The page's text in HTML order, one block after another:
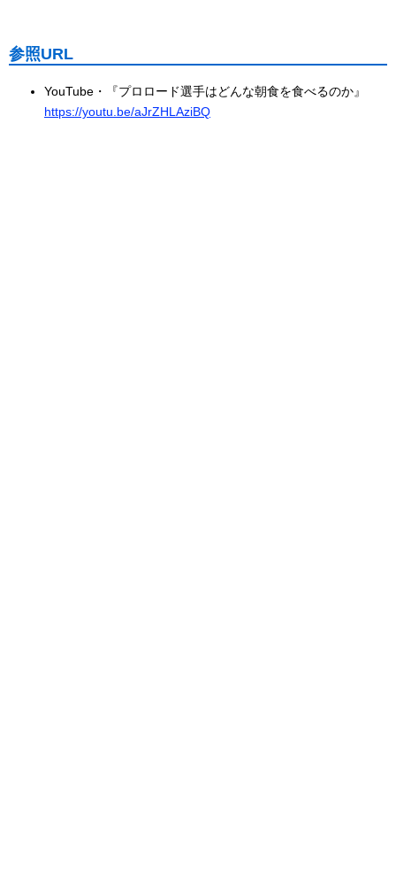
参照URL
YouTube・『プロロード選手はどんな朝食を食べるのか』
https://youtu.be/aJrZHLAziBQ